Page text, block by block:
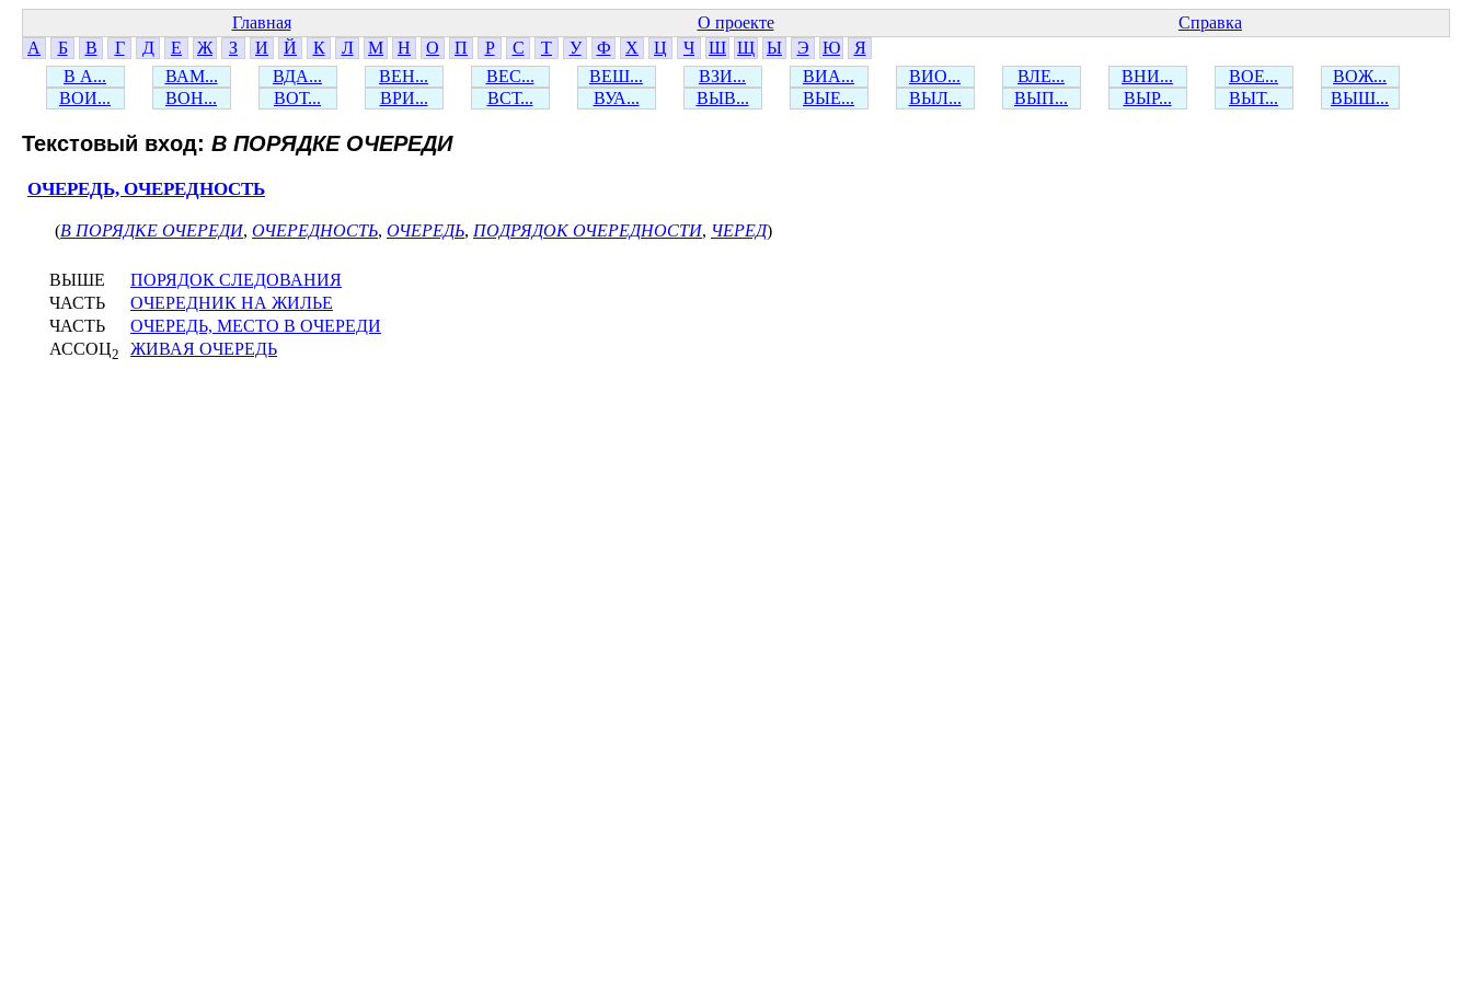
Главная О проекте
Справка
А
Б В Г Д Е Ж З И Й К Л М Н О П Р С Т У Ф Х Ц Ч Ш Щ Ы Э Ю
Я
В А...
ВАМ... ВДА... ВЕН... ВЕС... ВЕШ... ВЗИ... ВИА... ВИО... ВЛЕ... ВНИ... ВОЕ...
ВОЖ...
ВОИ...
ВОН... ВОТ... ВРИ... ВСТ... ВУА... ВЫВ... ВЫЕ... ВЫЛ... ВЫП... ВЫР... ВЫТ... ВЫШ...
Текстовый вход: В ПОРЯДКЕ ОЧЕРЕДИ
ОЧЕРЕДЬ, ОЧЕРЕДНОСТЬ
(В ПОРЯДКЕ ОЧЕРЕДИ, ОЧЕРЕДНОСТЬ, ОЧЕРЕДЬ, ПОДРЯДОК ОЧЕРЕДНОСТИ, ЧЕРЕД)
ВЫШЕ
ПОРЯДОК СЛЕДОВАНИЯ
ЧАСТЬ
ОЧЕРЕДНИК НА ЖИЛЬЕ
ЧАСТЬ
ОЧЕРЕДЬ, МЕСТО В ОЧЕРЕДИ
АССОЦ2 ЖИВАЯ ОЧЕРЕДЬ